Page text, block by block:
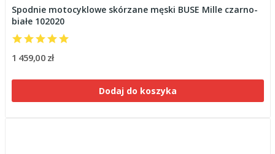
Spodnie motocyklowe skórzane męski BUSE Mille czarno-
białe 102020
1 459,00 zł
Dodaj do koszyka